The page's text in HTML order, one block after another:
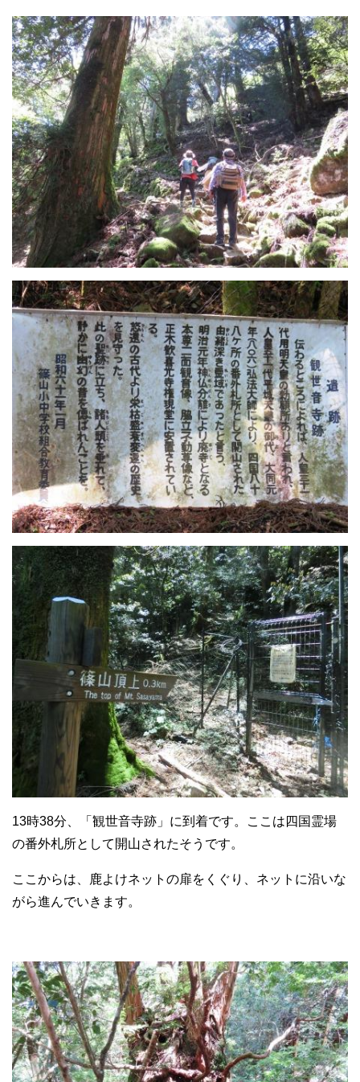
13時38分、「観世音寺跡」に到着です。ここは四国霊場
の番外札所として開山されたそうです。
ここからは、鹿よけネットの扉をくぐり、ネットに沿いな
がら進んでいきます。